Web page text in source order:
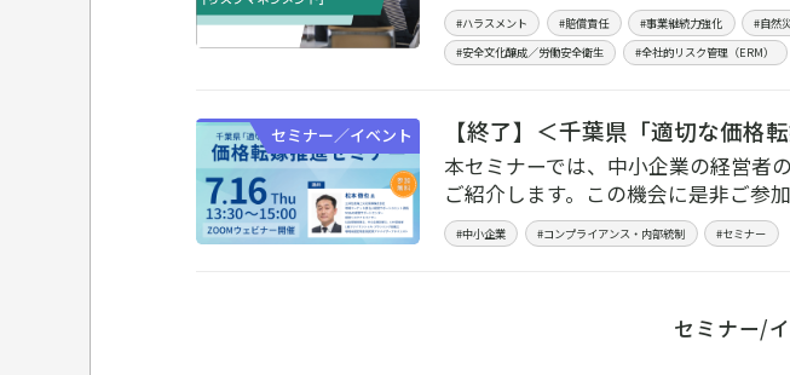
#ハラスメント #賠償責任 #事業継続力強化 #自然
#安全文化醸成／労働安全衛生
#全社的リスク管理（ERM）
セミナー／イベント 【終了】＜千葉県「適切な価格
本セミナーでは、中小企業の経営者
ご紹介します。この機会に是非ご参加
#中小企業 #コンプライアンス・内部統制 #セミナー
セミナー/